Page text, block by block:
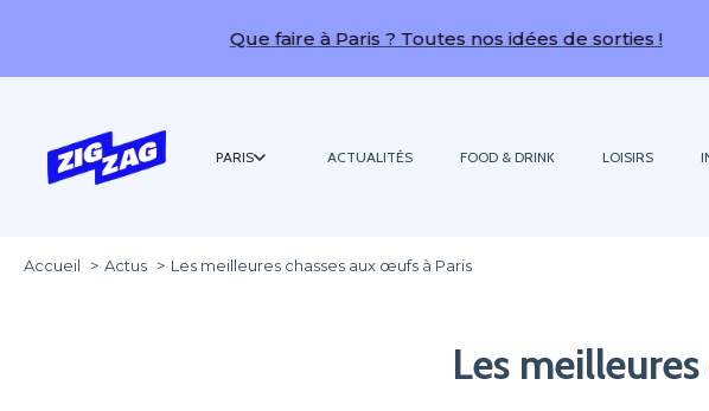
Que faire à Paris ? Toutes nos idées de sorties !
PARIS ACTUALITÉS FOOD & DRINK LOISIRS
Accueil Actus Les meilleures chasses aux œufs à Paris
Les